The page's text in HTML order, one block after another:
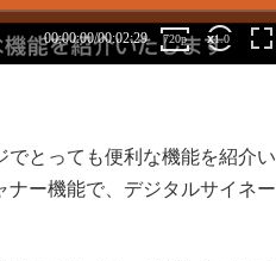
でとっても便利な機能を紹介い
ナー機能で、デジタルサイネー